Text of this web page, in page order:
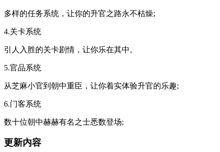
多样的任务系统，让你的升官之路永不枯燥;
4.关卡系统
引人入胜的关卡剧情，让你乐在其中。
5.官品系统
从芝麻小官到朝中重臣，让你着实体验升官的乐趣;
6.门客系统
数十位朝中赫赫有名之士悉数登场;
更新内容